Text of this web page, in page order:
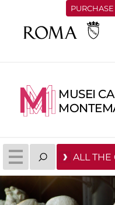
PURCHASE
MUSEI
ALL THE